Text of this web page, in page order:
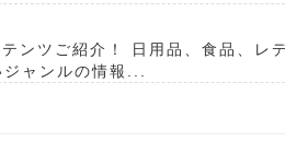
ンツご紹介！ 日用品、食品、レ
ャンルの情報...